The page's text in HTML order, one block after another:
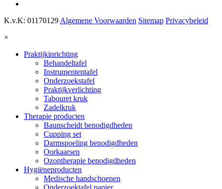
K.v.K: 01170129 Algemene Voorwaarden Sitemap Privacybeleid
×
Praktijkinrichting
Behandeltafel
Instrumententafel
Onderzoekstafel
Praktijkverlichting
Tabouret kruk
Zadelkruk
Therapie producten
Baunscheidt benodigdheden
Cupping set
Darmspoeling benodigdheden
Oorkaarsen
Ozontherapie benodigdheden
Hygiëneproducten
Medische handschoenen
Onderzoektafel papier